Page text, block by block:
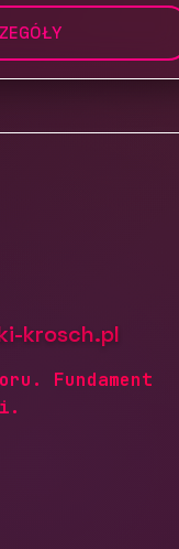
krosch.pl
Fundament